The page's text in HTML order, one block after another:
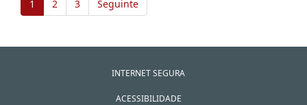
1 2 3 Seguinte
INTERNET SEGURA
ACESSIBILIDADE